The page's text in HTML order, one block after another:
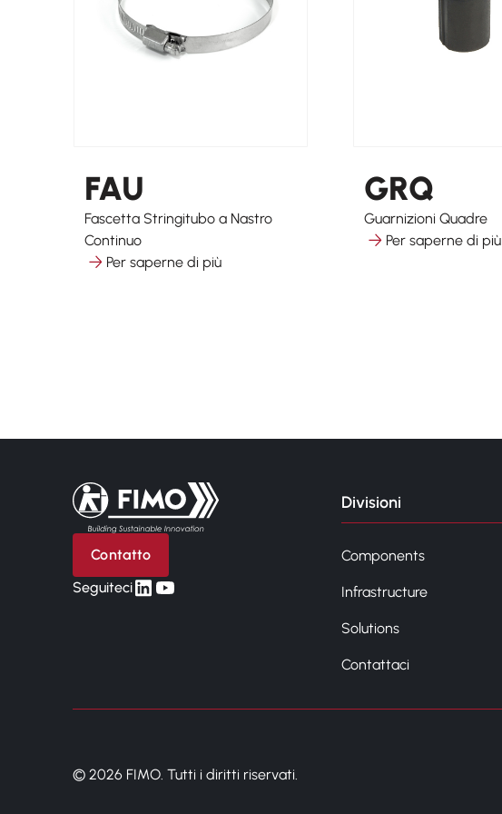
FAU
Fascetta Stringitubo a Nastro
Continuo
Per saperne di più
GRQ
Guarnizioni Quadre
Per saperne di più
Torna alla pagina iniziale
Contatto
Seguitecilinkedin
yt
Divisioni
Components
Infrastructure
Solutions
Contattaci
© 2026 FIMO. Tutti i diritti riservati.